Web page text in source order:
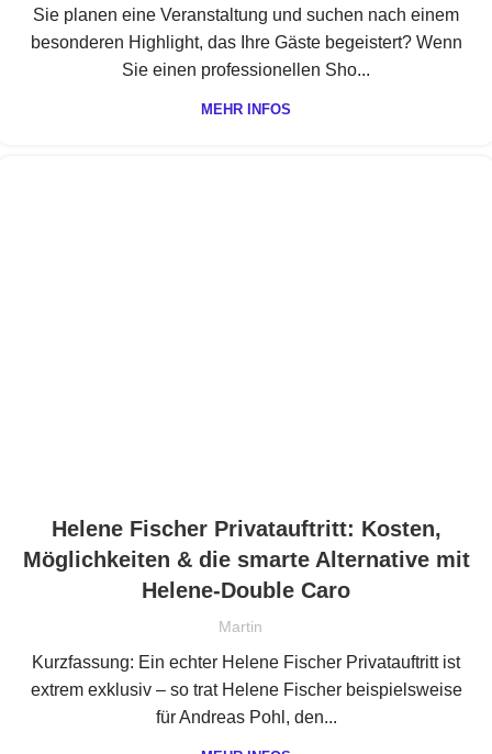
Sie planen eine Veranstaltung und suchen nach einem
besonderen Highlight, das Ihre Gäste begeistert? Wenn
Sie einen professionellen Sho...
MEHR INFOS
Helene Fischer Privatauftritt: Kosten,
Möglichkeiten & die smarte Alternative mit
Helene-Double Caro
Martin
Kurzfassung: Ein echter Helene Fischer Privatauftritt ist
extrem exklusiv – so trat Helene Fischer beispielsweise
für Andreas Pohl, den...